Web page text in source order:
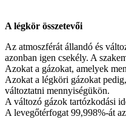
A légkör összetevői
Az atmoszférát állandó és
azonban igen csekély. A
Azokat a gázokat, amelyek
Azokat a légköri gázokat
változtatni mennyiségükön.
A változó gázok tartózkodási
A levegőtérfogat 99,998%-át